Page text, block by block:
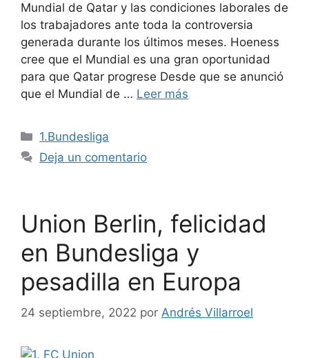
Mundial de Qatar y las condiciones laborales de
los trabajadores ante toda la controversia
generada durante los últimos meses. Hoeness
cree que el Mundial es una gran oportunidad
para que Qatar progrese Desde que se anunció
que el Mundial de … Leer más
Categorías
1.Bundesliga
Deja un comentario
Union Berlin, felicidad
en Bundesliga y
pesadilla en Europa
24 septiembre, 2022 por Andrés Villarroel